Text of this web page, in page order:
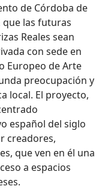
de Córdoba de
las futuras
Reales sean
con sede en
Europeo de Arte
preocupación y
local. El proyecto,
español del siglo
creadores,
que ven en él una
a espacios